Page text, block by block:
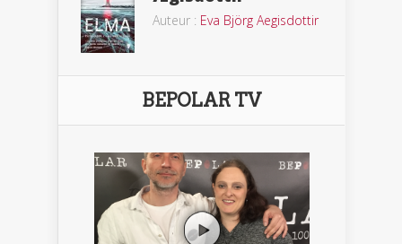
Auteur : Eva Björg Aegisdottir
BEPOLAR TV